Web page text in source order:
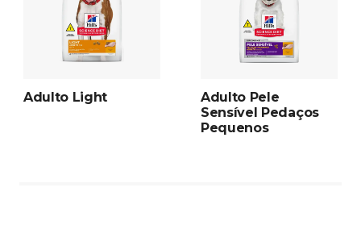
Adulto Light
Adulto Pele
Sensível Pedaços
Pequenos